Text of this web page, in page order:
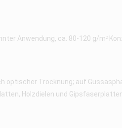
Anwendung, ca. 80-120 g/m²
optischer Trocknung; auf
Holzdielen und